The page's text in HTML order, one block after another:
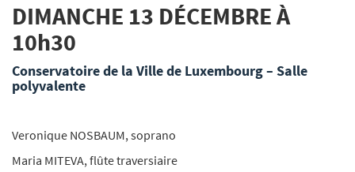
DIMANCHE 13 DÉCEMBRE À
10h30
Conservatoire de la Ville de Luxembourg – Salle
polyvalente
Veronique NOSBAUM, soprano
Maria MITEVA, flûte traversiaire